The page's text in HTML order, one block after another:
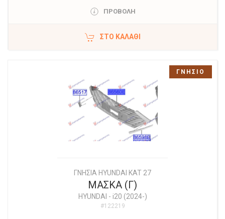
ΠΡΟΒΟΛΗ
ΣΤΟ ΚΑΛΆΘΙ
ΓΝΗΣΙΑ HYUNDAI KAT 27
ΜΑΣΚΑ (Γ)
HYUNDAI - i20 (2024-)
#122219
ΓΝΗΣΙΟ